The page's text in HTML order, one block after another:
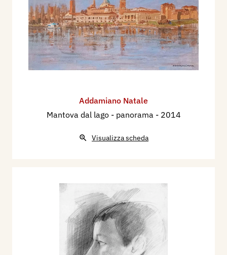
Addamiano Natale
Mantova dal lago - panorama - 2014
Visualizza scheda